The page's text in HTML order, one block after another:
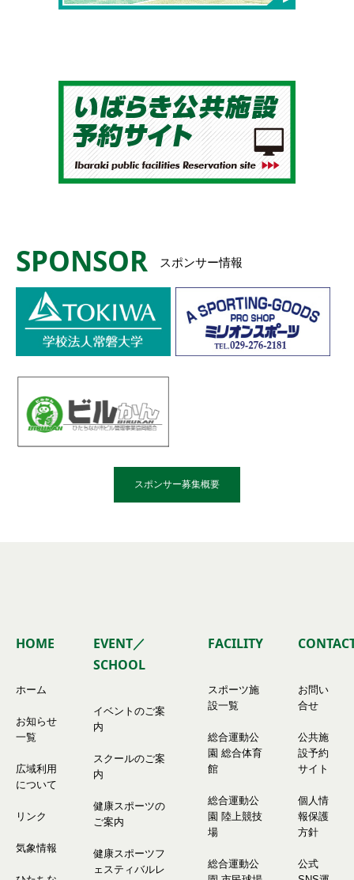
SPONSOR スポンサー情報
スポンサー募集概要
HOME
ホーム
お知らせ
一覧
広域利用
について
リンク
気象情報
EVENT／
SCHOOL
イベントのご案
内
スクールのご案
内
健康スポーツの
ご案内
健康スポーツフ
ェスティバルレ
FACILITY
スポーツ施
設一覧
総合運動公
園 総合体育
館
総合運動公
園 陸上競技
場
総合運動公
お問い
合せ
公共施
設予約
サイト
個人情
報保護
方針
公式